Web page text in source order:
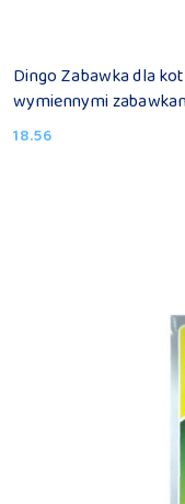
Dingo Zabawka dla
wymiennymi
Cena:
18.56